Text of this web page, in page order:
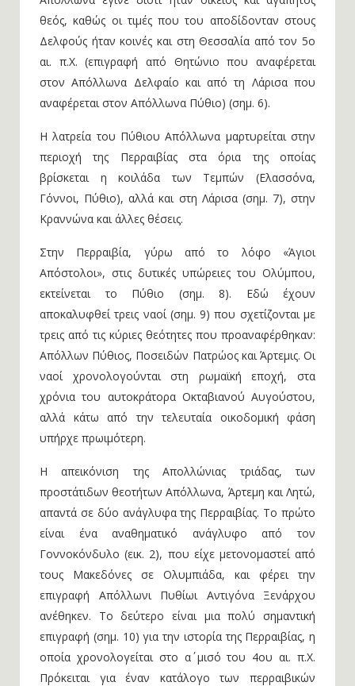
θεός, καθώς οι τιμές που του αποδίδονταν στους
Δελφούς ήταν κοινές και στη Θεσσαλία από τον 5ο
αι. π.Χ. (επιγραφή από Θητώνιο που αναφέρεται
στον Απόλλωνα Δελφαίο και από τη Λάρισα που
αναφέρεται στον Απόλλωνα Πύθιο) (σημ. 6).
Η λατρεία του Πύθιου Απόλλωνα μαρτυρείται στην
περιοχή της Περραιβίας στα όρια της οποίας
βρίσκεται η κοιλάδα των Τεμπών (Ελασσόνα,
Γόννοι, Πύθιο), αλλά και στη Λάρισα (σημ. 7), στην
Κραννώνα και άλλες θέσεις.
Στην Περραιβία, γύρω από το λόφο «Άγιοι
Απόστολοι», στις δυτικές υπώρειες του Ολύμπου,
εκτείνεται το Πύθιο (σημ. 8). Εδώ έχουν
αποκαλυφθεί τρεις ναοί (σημ. 9) που σχετίζονται με
τρεις από τις κύριες θεότητες που προαναφέρθηκαν:
Απόλλων Πύθιος, Ποσειδών Πατρώος και Άρτεμις. Οι
ναοί χρονολογούνται στη ρωμαϊκή εποχή, στα
χρόνια του αυτοκράτορα Οκταβιανού Αυγούστου,
αλλά κάτω από την τελευταία οικοδομική φάση
υπήρχε πρωιμότερη.
Η απεικόνιση της Απολλώνιας τριάδας, των
προστάτιδων θεοτήτων Απόλλωνα, Άρτεμη και Λητώ,
απαντά σε δύο ανάγλυφα της Περραιβίας. Το πρώτο
είναι ένα αναθηματικό ανάγλυφο από τον
Γοννοκόνδυλο (εικ. 2), που είχε μετονομαστεί από
τους Μακεδόνες σε Ολυμπιάδα, και φέρει την
επιγραφή Απόλλωνι Πυθίωι Αντιγόνα Ξενάρχου
ανέθηκεν. Το δεύτερο είναι μια πολύ σημαντική
επιγραφή (σημ. 10) για την ιστορία της Περραιβίας, η
οποία χρονολογείται στο α΄ μισό του 4ου αι. π.Χ.
Πρόκειται για έναν κατάλογο των περραιβικών